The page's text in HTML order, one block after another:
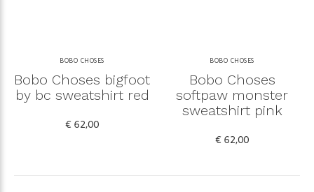
BOBO CHOSES
Bobo Choses bigfoot
by bc sweatshirt red
€ 62,00
BOBO CHOSES
Bobo Choses
softpaw monster
sweatshirt pink
€ 62,00